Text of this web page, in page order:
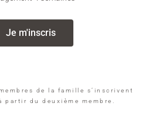
Je m'inscris
de la famille s’inscrivent
partir du deuxième membre.